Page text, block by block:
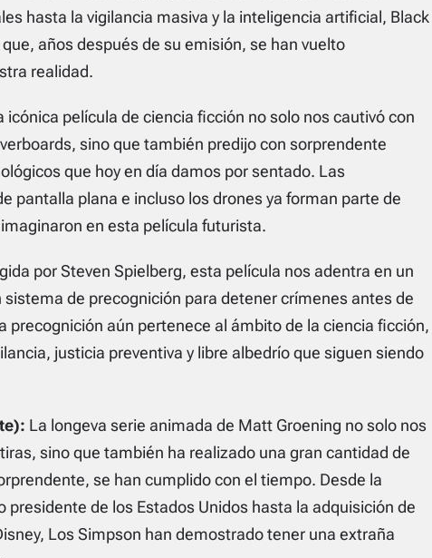
hasta la vigilancia masiva y la inteligencia artificial, Black
años después de su emisión, se han vuelto
realidad.
icónica película de ciencia ficción no solo nos cautivó con
sino que también predijo con sorprendente
que hoy en día damos por sentado. Las
pantalla plana e incluso los drones ya forman parte de
en esta película futurista.
por Steven Spielberg, esta película nos adentra en un
de precognición para detener crímenes antes de
precognición aún pertenece al ámbito de la ciencia ficción,
justicia preventiva y libre albedrío que siguen siendo
La longeva serie animada de Matt Groening no solo nos
sino que también ha realizado una gran cantidad de
se han cumplido con el tiempo. Desde la
presidente de los Estados Unidos hasta la adquisición de
Los Simpson han demostrado tener una extraña